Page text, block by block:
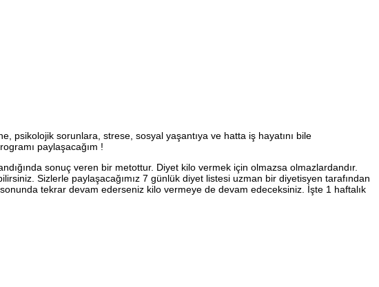
psikolojik sorunlara, strese, sosyal yaşantıya ve hatta iş hayatını bile
paylaşacağım !
sonuç veren bir metottur. Diyet kilo vermek için olmazsa olmazlardandır.
Sizlerle paylaşacağımız 7 günlük diyet listesi uzman bir diyetisyen tarafından
tekrar devam ederseniz kilo vermeye de devam edeceksiniz. İşte 1 haftalık